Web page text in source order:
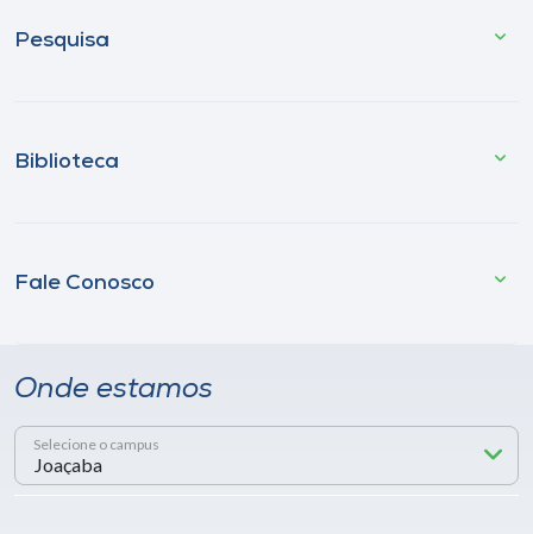
Pesquisa
Biblioteca
Fale Conosco
Onde estamos
Selecione o campus